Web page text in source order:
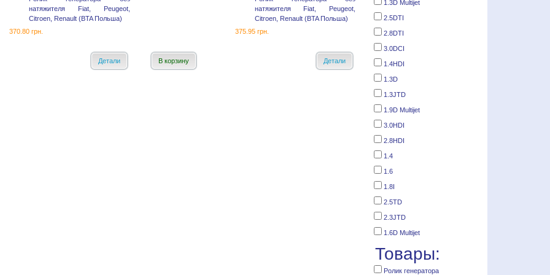
натяжителя Fiat, Peugeot,
Citroen, Renault (BTA Польша)
370.80 грн.
Детали
натяжителя Fiat, Peugeot,
Citroen, Renault (BTA Польша)
375.95 грн.
В корзину Детали
1.3D Multijet
2.5DTI
2.8DTI
3.0DCI
1.4HDI
1.3D
1.3JTD
1.9D Multijet
3.0HDI
2.8HDI
1.4
1.6
1.8I
2.5TD
2.3JTD
1.6D Multijet
Товары:
Ролик генератора